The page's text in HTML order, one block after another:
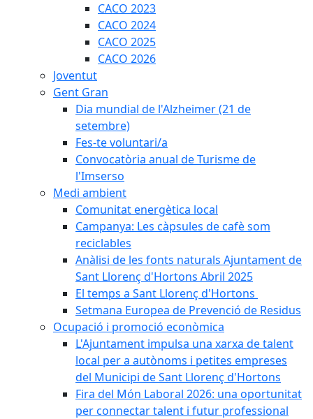
CACO 2023
CACO 2024
CACO 2025
CACO 2026
Joventut
Gent Gran
Dia mundial de l'Alzheimer (21 de
setembre)
Fes-te voluntari/a
Convocatòria anual de Turisme de
l'Imserso
Medi ambient
Comunitat energètica local
Campanya: Les càpsules de cafè som
reciclables
Anàlisi de les fonts naturals Ajuntament de
Sant Llorenç d'Hortons Abril 2025
El temps a Sant Llorenç d'Hortons
Setmana Europea de Prevenció de Residus
Ocupació i promoció econòmica
L'Ajuntament impulsa una xarxa de talent
local per a autònoms i petites empreses
del Municipi de Sant Llorenç d'Hortons
Fira del Món Laboral 2026: una oportunitat
per connectar talent i futur professional